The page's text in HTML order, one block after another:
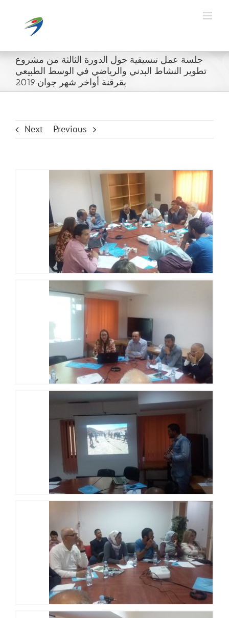
جلسة عمل تنسيقية حول الدورة الثالثة من مشروع
تطوير النشاط البدني والرياضي في الوسط الطبيعي
بقرقنة أواخر شهر جوان 2019
Previous
Next